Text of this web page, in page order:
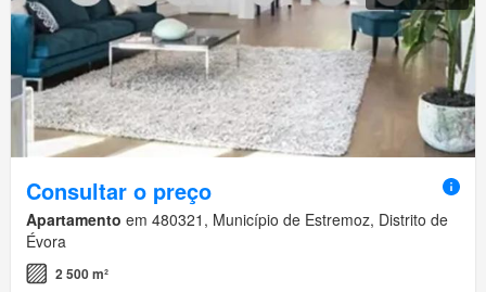
Consultar o preço
Apartamento em 480321, Município de Estremoz, Distrito de
Évora
2 500 m²